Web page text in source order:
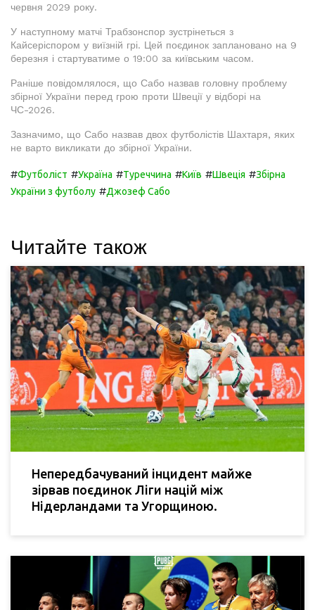
червня 2029 року.
У наступному матчі Трабзонспор зустрінеться з
Кайсеріспором у виїзній грі. Цей поєдинок заплановано на 9
березня і стартуватиме о 19:00 за київським часом.
Раніше повідомлялося, що Сабо назвав головну проблему
збірної України перед грою проти Швеції у відборі на
ЧС-2026.
Зазначимо, що Сабо назвав двох футболістів Шахтаря, яких
не варто викликати до збірної України.
#Футболіст #Україна #Туреччина #Київ #Швеція #Збірна
України з футболу #Джозеф Сабо
Читайте також
Непередбачуваний інцидент майже
зірвав поєдинок Ліги націй між
Нідерландами та Угорщиною.